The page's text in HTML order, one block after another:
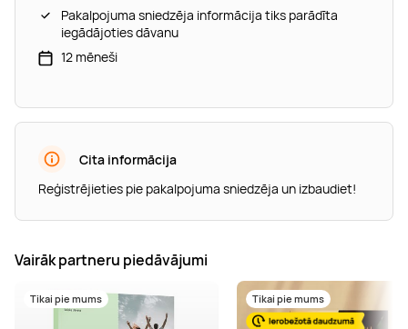
Pakalpojuma sniedzēja informācija tiks parādīta
iegādājoties dāvanu
12 mēneši
Cita informācija
Reģistrējieties pie pakalpojuma sniedzēja un izbaudiet!
Vairāk partneru piedāvājumi
Tikai pie mums Tikai pie mums